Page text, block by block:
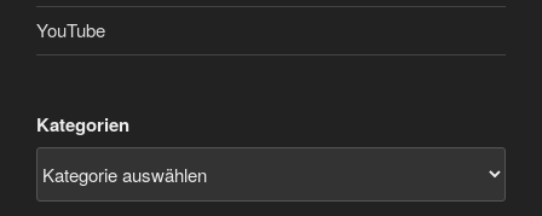
YouTube
Kategorien